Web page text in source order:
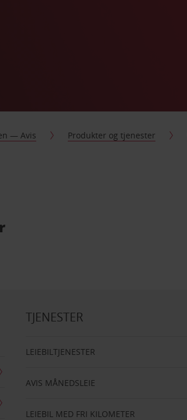
— Avis Produkter og tjenester
TJENESTER
LEIEBILTJENESTER
AVIS MÅNEDSLEIE
LEIEBIL MED FRI KILOMETER